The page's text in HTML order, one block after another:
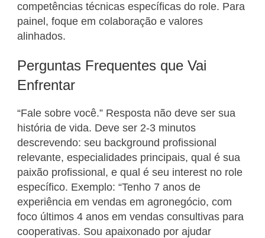
competências técnicas específicas do role. Para
painel, foque em colaboração e valores
alinhados.
Perguntas Frequentes que Vai
Enfrentar
“Fale sobre você.” Resposta não deve ser sua
história de vida. Deve ser 2-3 minutos
descrevendo: seu background profissional
relevante, especialidades principais, qual é sua
paixão profissional, e qual é seu interest no role
específico. Exemplo: “Tenho 7 anos de
experiência em vendas em agronegócio, com
foco últimos 4 anos em vendas consultivas para
cooperativas. Sou apaixonado por ajudar